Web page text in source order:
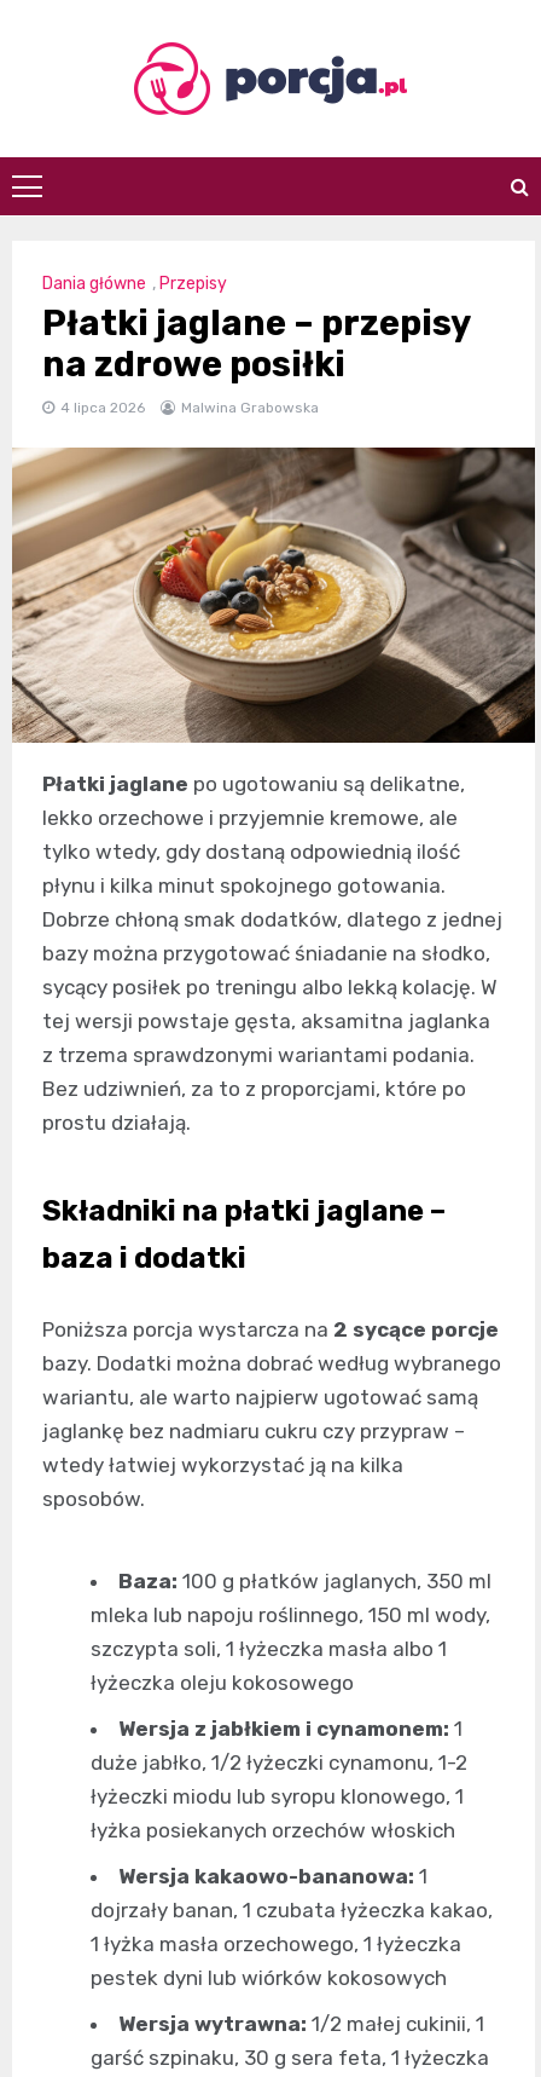
porcja.pl
Dania główne , Przepisy
Płatki jaglane – przepisy
na zdrowe posiłki
4 lipca 2026 Malwina Grabowska
Płatki jaglane po ugotowaniu są delikatne,
lekko orzechowe i przyjemnie kremowe, ale
tylko wtedy, gdy dostaną odpowiednią ilość
płynu i kilka minut spokojnego gotowania.
Dobrze chłoną smak dodatków, dlatego z jednej
bazy można przygotować śniadanie na słodko,
sycący posiłek po treningu albo lekką kolację. W
tej wersji powstaje gęsta, aksamitna jaglanka
z trzema sprawdzonymi wariantami podania.
Bez udziwnień, za to z proporcjami, które po
prostu działają.
Składniki na płatki jaglane –
baza i dodatki
Poniższa porcja wystarcza na 2 sycące porcje
bazy. Dodatki można dobrać według wybranego
wariantu, ale warto najpierw ugotować samą
jaglankę bez nadmiaru cukru czy przypraw –
wtedy łatwiej wykorzystać ją na kilka
sposobów.
Baza: 100 g płatków jaglanych, 350 ml
mleka lub napoju roślinnego, 150 ml wody,
szczypta soli, 1 łyżeczka masła albo 1
łyżeczka oleju kokosowego
Wersja z jabłkiem i cynamonem: 1
duże jabłko, 1/2 łyżeczki cynamonu, 1-2
łyżeczki miodu lub syropu klonowego, 1
łyżka posiekanych orzechów włoskich
Wersja kakaowo-bananowa: 1
dojrzały banan, 1 czubata łyżeczka kakao,
1 łyżka masła orzechowego, 1 łyżeczka
pestek dyni lub wiórków kokosowych
Wersja wytrawna: 1/2 małej cukinii, 1
garść szpinaku, 30 g sera feta, 1 łyżeczka